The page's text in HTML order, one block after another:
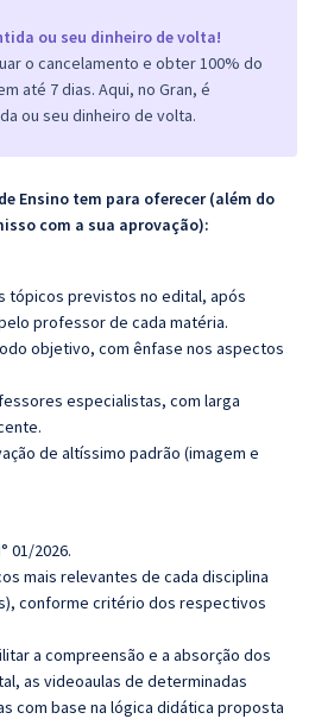
ou seu dinheiro de volta!
o cancelamento e obter 100% do
até 7 dias. Aqui, no Gran, é
ou seu dinheiro de volta.
Ensino tem para oferecer (além do
com a sua aprovação):
tópicos previstos no edital, após
professor de cada matéria.
objetivo, com ênfase nos aspectos
especialistas, com larga
de altíssimo padrão (imagem e
01/2026.
mais relevantes de cada disciplina
conforme critério dos respectivos
a compreensão e a absorção dos
as videoaulas de determinadas
com base na lógica didática proposta